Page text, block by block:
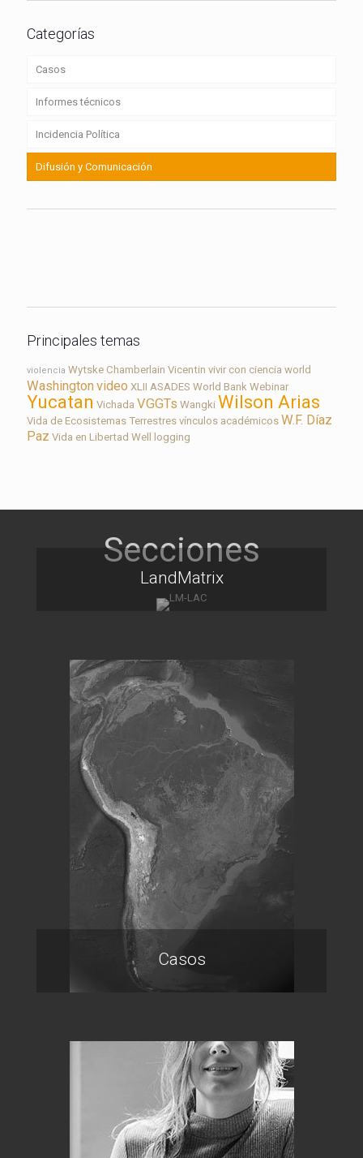
Categorías
Casos
Informes técnicos
Incidencia Política
Difusión y Comunicación
Principales temas
violencia Wytske Chamberlain Vicentin vivir con ciencia world
Washingtonvideo XLII ASADES World Bank Webinar
Yucatan Vichada VGGTs Wangki Wilson Arias
Vida de Ecosistemas Terrestres vínculos académicos W.F. Díaz
Paz Vida en Libertad Well logging
LandMatrix
Casos